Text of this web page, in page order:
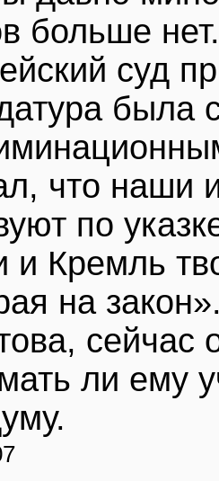
больше
суд
была
что наши
по
и Кремль
на
сейчас
ли ему